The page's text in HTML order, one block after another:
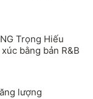
Trọng Hiếu
bằng bản R&B
lượng